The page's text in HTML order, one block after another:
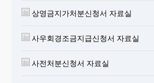
상영금지가처분신청서 자료실
사우회경조금지급신청서 자료실
사전처분신청서 자료실